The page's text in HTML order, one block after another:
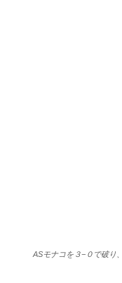
ASモナコを３−０で破り